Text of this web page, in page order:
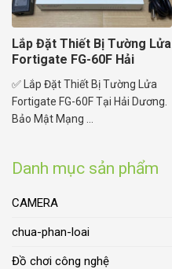
Danh mục sản phẩm
CAMERA
chua-phan-loai
Đồ chơi công nghệ
Lắp Đặt Thiết Bị Tường Lửa
Fortigate FG-60F Hải
Dương
✅ Lắp Đặt Thiết Bị Tường Lửa
Fortigate FG-60F Tại Hải Dương.
Bảo Mật Mạng ...